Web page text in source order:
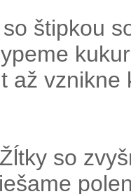
štipkou
až vznikne
so